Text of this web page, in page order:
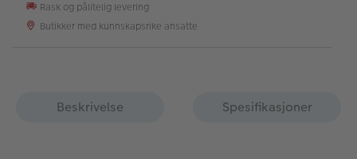
Rask og pålitelig levering
Butikker med kunnskapsrike ansatte
Beskrivelse Spesifikasjoner